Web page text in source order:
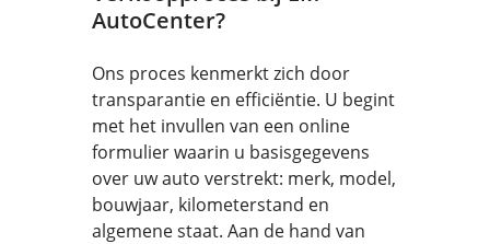
AutoCenter?
Ons proces kenmerkt zich door
transparantie en efficiëntie. U begint
met het invullen van een online
formulier waarin u basisgegevens
over uw auto verstrekt: merk, model,
bouwjaar, kilometerstand en
algemene staat. Aan de hand van